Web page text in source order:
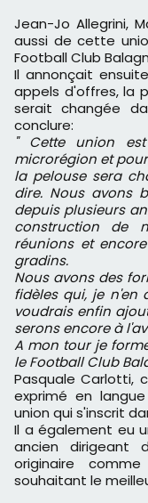
Jean-Jo Allegrini,
aussi de cette
Football Club
Il annonçait
appels d'offres, la
serait changée
conclure:
" Cette union
microrégion et
la pelouse sera
dire. Nous avons
depuis plusieurs
construction de
réunions et
gradins.
Nous avons des
fidèles qui, je n'en
voudrais enfin
serons encore à
A mon tour je
le Football Club
Pasquale Carlotti,
exprimé en
union qui s'inscrit
Il a également eu
ancien dirigeant
originaire
souhaitant le